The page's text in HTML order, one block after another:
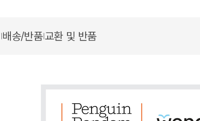
|배송/반품|교환 및 반품